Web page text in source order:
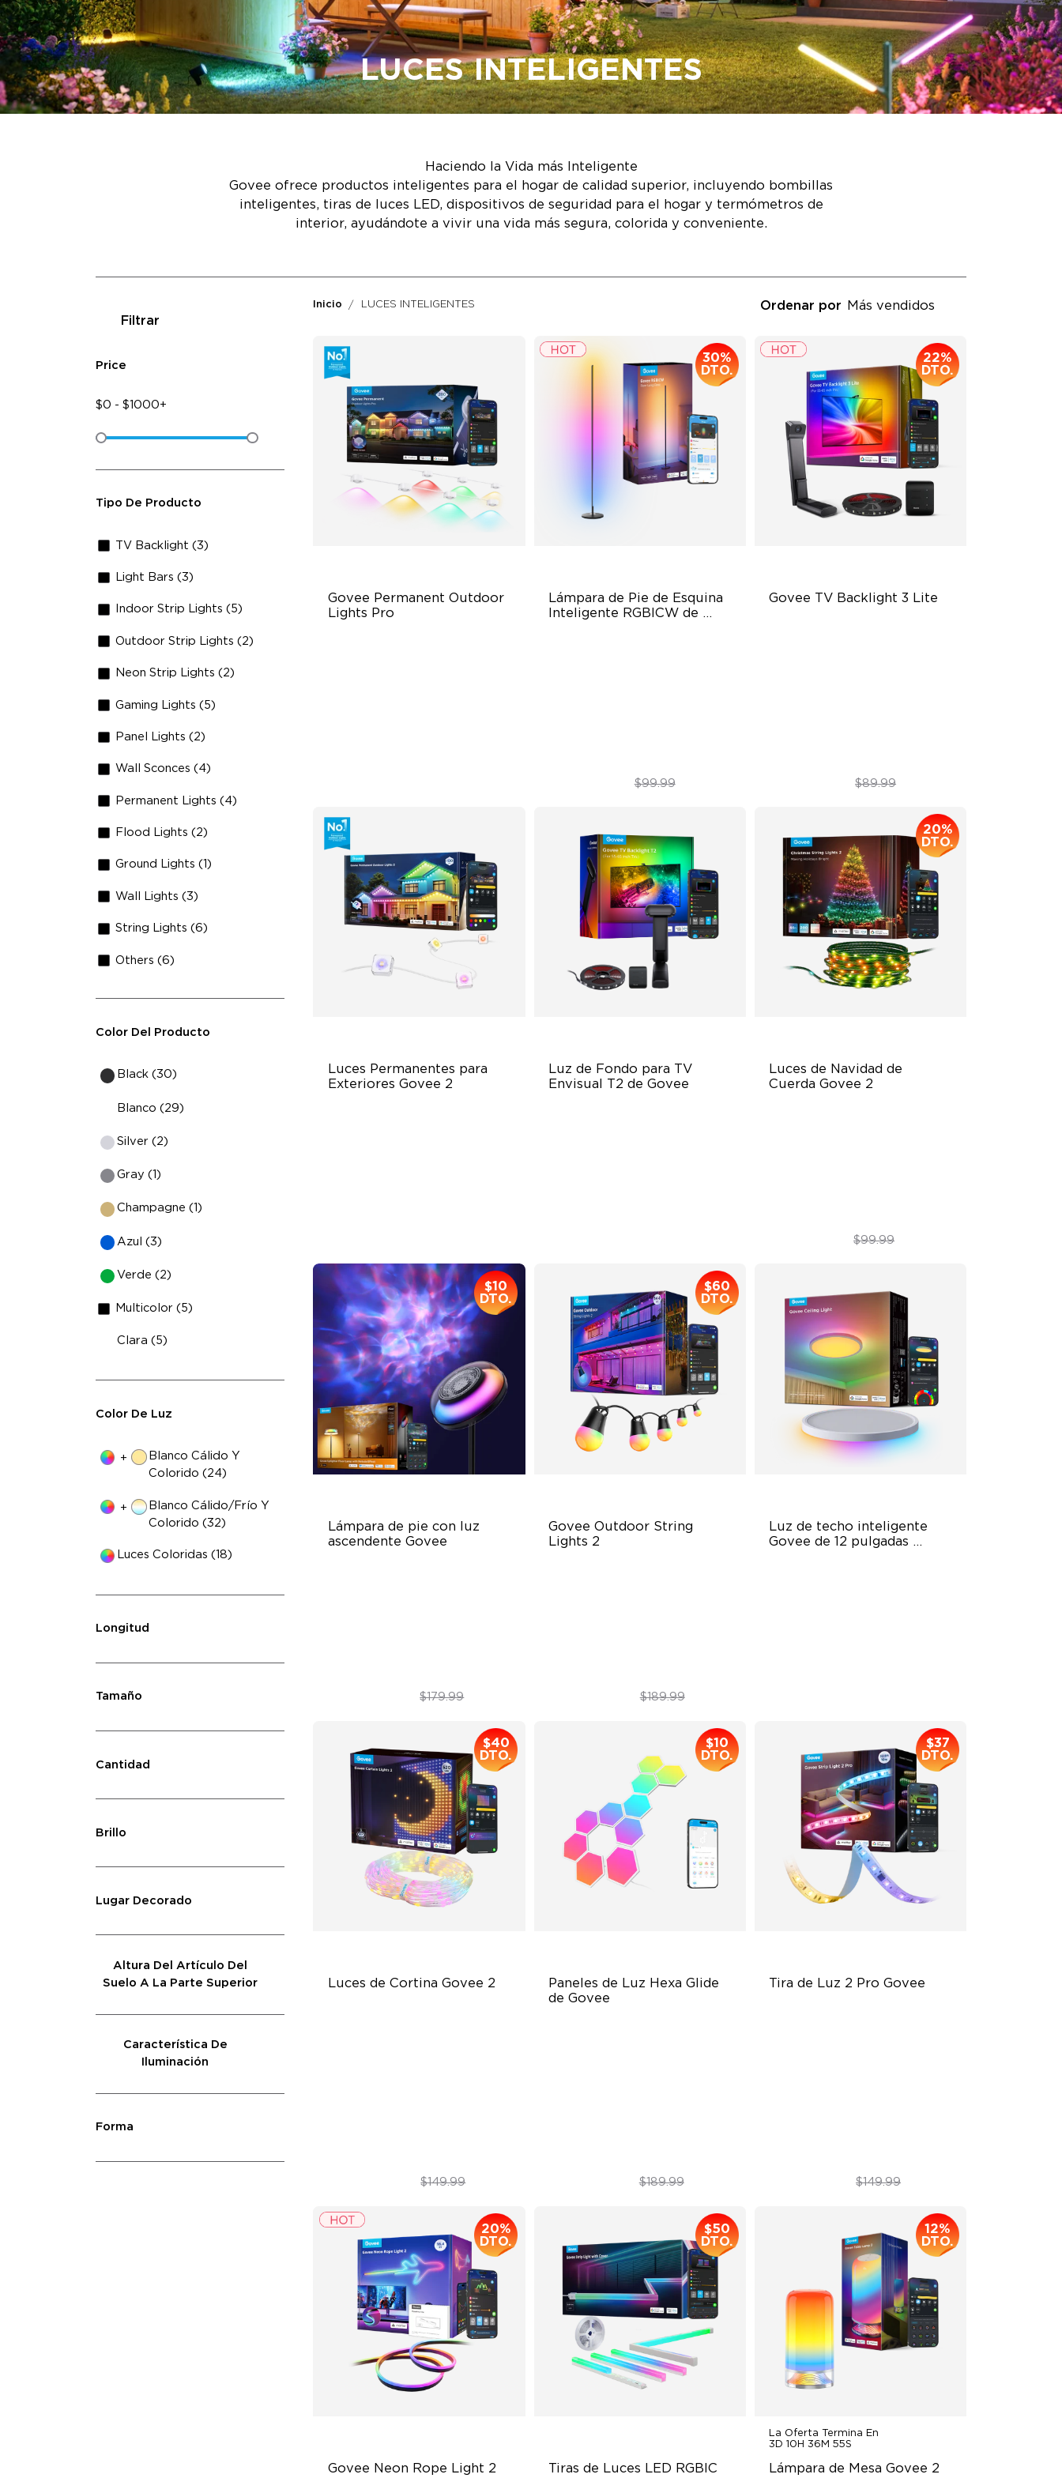
LUCES INTELIGENTES
Haciendo la Vida más Inteligente
Govee ofrece productos inteligentes para el hogar de calidad superior, incluyendo bombillas
inteligentes, tiras de luces LED, dispositivos de seguridad para el hogar y termómetros de
interior, ayudándote a vivir una vida más segura, colorida y conveniente.
Filtrar
Price
$0 - $1000+
Tipo De Producto
TV Backlight (3)
Light Bars (3)
Indoor Strip Lights (5)
Outdoor Strip Lights (2)
Neon Strip Lights (2)
Gaming Lights (5)
Panel Lights (2)
Wall Sconces (4)
Permanent Lights (4)
Flood Lights (2)
Ground Lights (1)
Wall Lights (3)
String Lights (6)
Others (6)
Color Del Producto
Black (30)
Blanco (29)
Silver (2)
Gray (1)
Champagne (1)
Azul (3)
Verde (2)
Multicolor (5)
Clara (5)
Color De Luz
+
Blanco Cálido Y
Colorido (24)
+
Blanco Cálido/frío Y
Colorido (32)
Luces Coloridas (18)
Longitud
Tamaño
Cantidad
Brillo
Lugar Decorado
Altura Del Artículo Del
Suelo A La Parte Superior
Característica De
Iluminación
Forma
Inicio LUCES INTELIGENTES Ordenar por Más vendidos
Govee Permanent Outdoor
Lights Pro
Lámpara de Pie de Esquina
Inteligente RGBICW de
30%
DTO.
$69.99$99.99
Govee TV Backlight 3 Lite
22%
DTO.
$69.99$89.99
Luces Permanentes para
Exteriores Govee 2
Luz de Fondo para TV
Envisual T2 de Govee
Luces de Navidad de
Cuerda Govee 2
20%
DTO.
$79.99$99.99
Lámpara de pie con luz
ascendente Govee
$10
DTO.
$169.99$179.99
Govee Outdoor String
Lights 2
$60
DTO.
$129.99$189.99
Luz de techo inteligente
Govee de 12 pulgadas
Luces de Cortina Govee 2
$40
DTO.
$109.99$149.99
Paneles de Luz Hexa Glide
de Govee
$10
DTO.
$179.99$189.99
Tira de Luz 2 Pro Govee
$37
DTO.
$112.99$149.99
Govee Neon Rope Light 2
20%
DTO.
Tiras de Luces LED RGBIC
$50
DTO.
La Oferta Termina En
3D 10H 36M 53S
Lámpara de Mesa Govee 2
12%
DTO.